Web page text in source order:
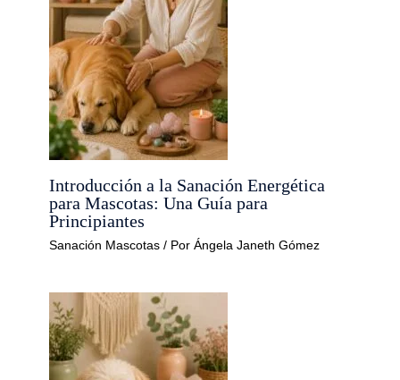
Introducción a la Sanación Energética
para Mascotas: Una Guía para
Principiantes
Sanación Mascotas/ Por Ángela Janeth Gómez